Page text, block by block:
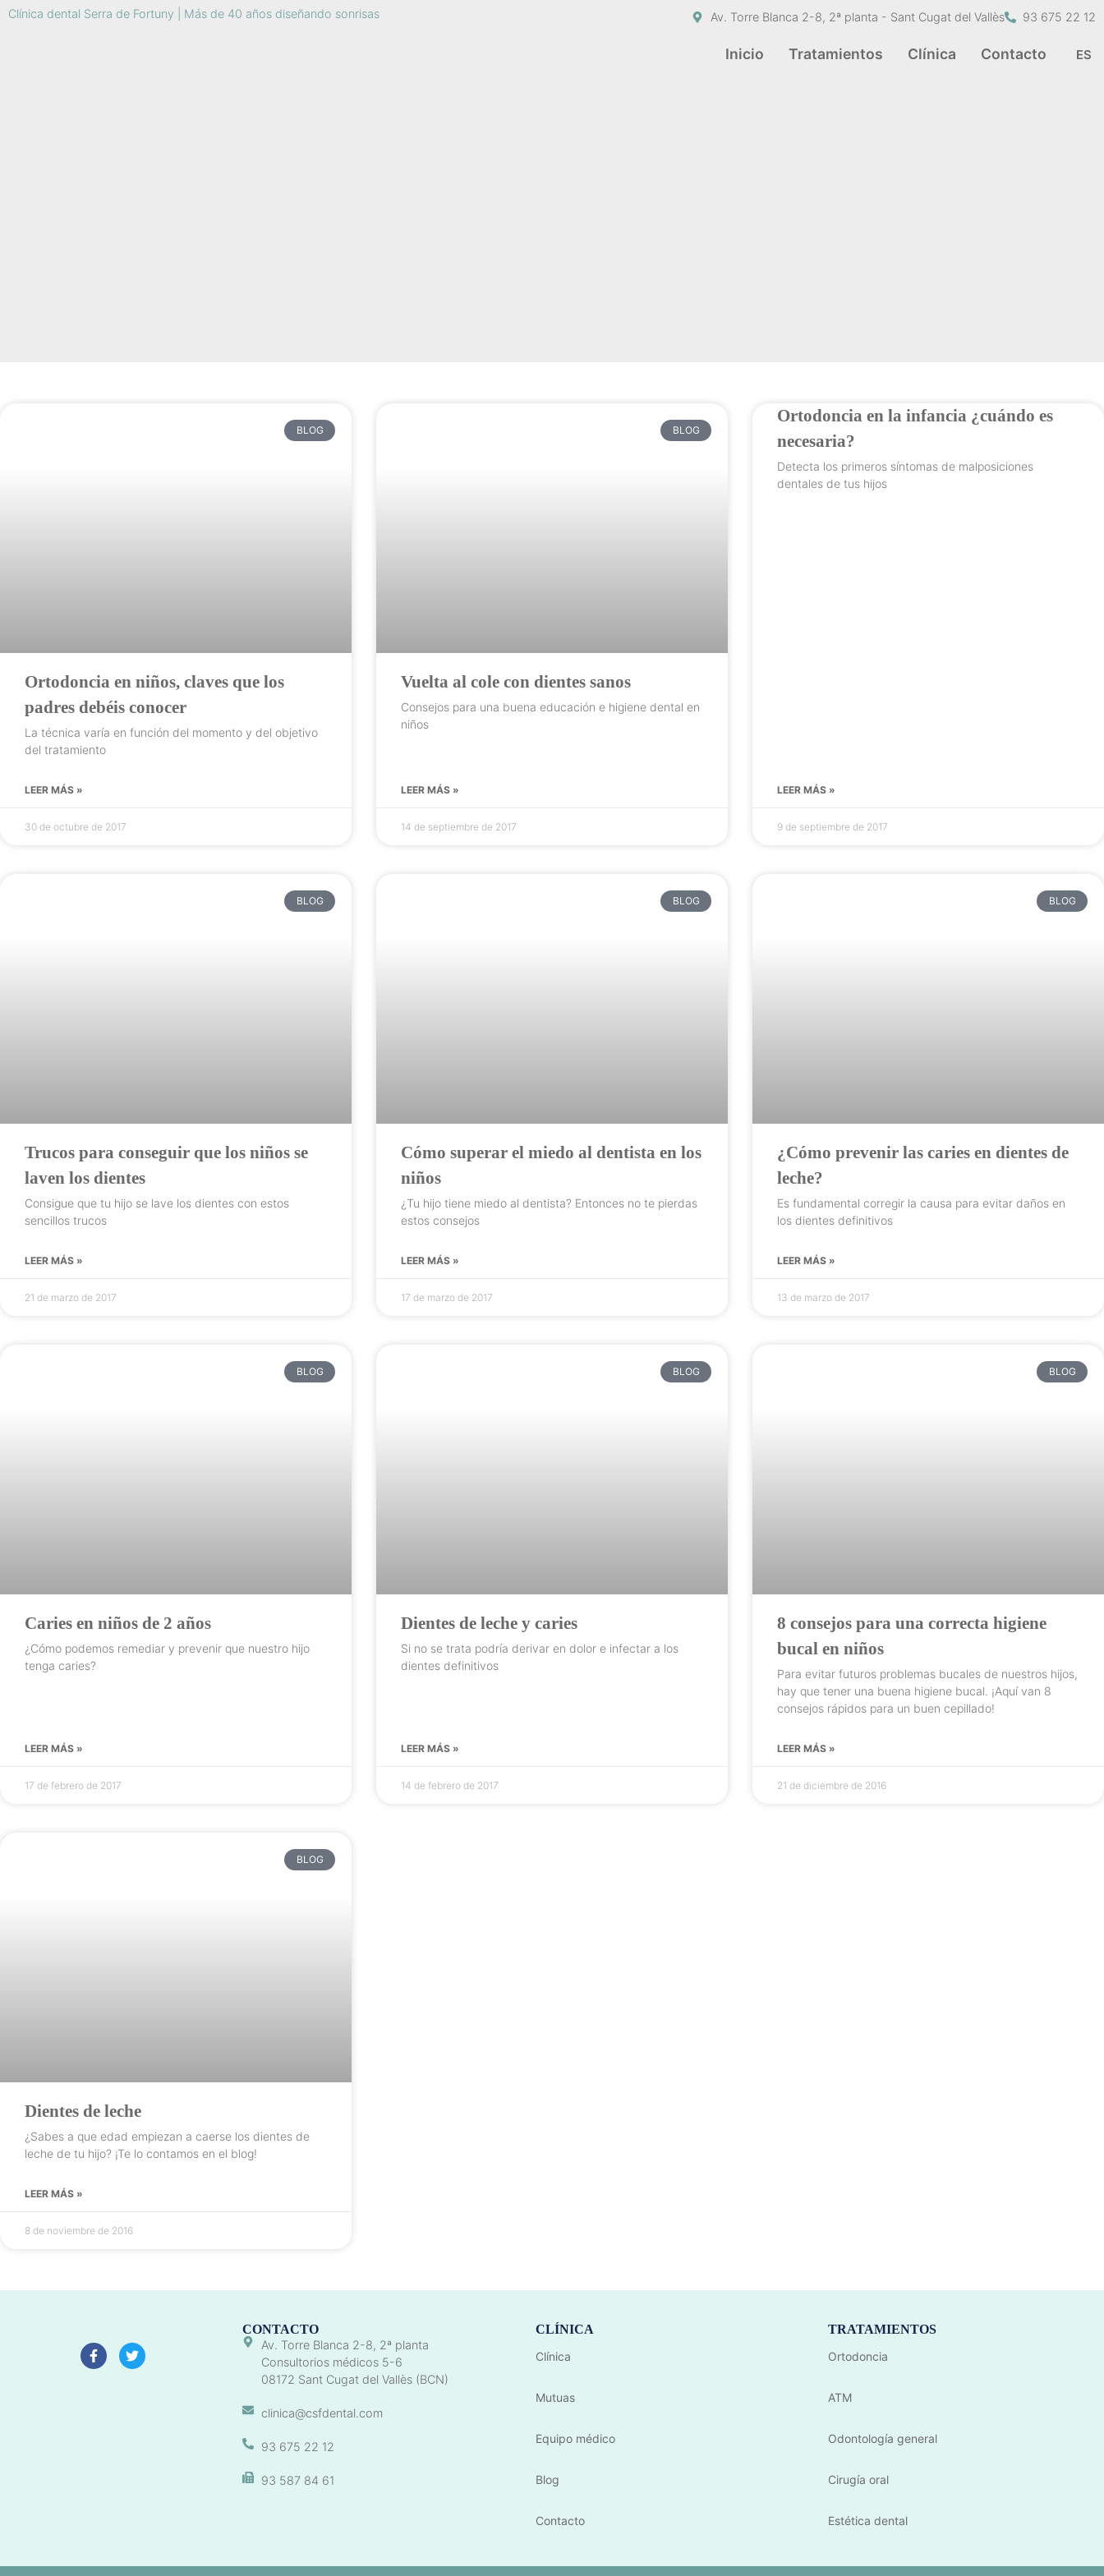
Clínica dental Serra de Fortuny | Más de 40 años diseñando sonrisas Av. Torre Blanca 2-8, 2ª planta - Sant Cugat del Vallès 93 675 22 12
Inicio Tratamientos Clínica Contacto ES
BLOG
Ortodoncia en niños, claves que los
padres debéis conocer
La técnica varía en función del momento y del objetivo
del tratamiento
LEER MÁS »
30 de octubre de 2017
BLOG
Vuelta al cole con dientes sanos
Consejos para una buena educación e higiene dental en
niños
LEER MÁS »
14 de septiembre de 2017
Ortodoncia en la infancia ¿cuándo es
necesaria?
Detecta los primeros síntomas de malposiciones
dentales de tus hijos
LEER MÁS »
9 de septiembre de 2017
BLOG
Trucos para conseguir que los niños se
laven los dientes
Consigue que tu hijo se lave los dientes con estos
sencillos trucos
LEER MÁS »
21 de marzo de 2017
BLOG
Cómo superar el miedo al dentista en los
niños
¿Tu hijo tiene miedo al dentista? Entonces no te pierdas
estos consejos
LEER MÁS »
17 de marzo de 2017
BLOG
¿Cómo prevenir las caries en dientes de
leche?
Es fundamental corregir la causa para evitar daños en
los dientes definitivos
LEER MÁS »
13 de marzo de 2017
BLOG
Caries en niños de 2 años
¿Cómo podemos remediar y prevenir que nuestro hijo
tenga caries?
LEER MÁS »
17 de febrero de 2017
BLOG
Dientes de leche y caries
Si no se trata podría derivar en dolor e infectar a los
dientes definitivos
LEER MÁS »
14 de febrero de 2017
BLOG
8 consejos para una correcta higiene
bucal en niños
Para evitar futuros problemas bucales de nuestros hijos,
hay que tener una buena higiene bucal. ¡Aquí van 8
consejos rápidos para un buen cepillado!
LEER MÁS »
21 de diciembre de 2016
BLOG
Dientes de leche
¿Sabes a que edad empiezan a caerse los dientes de
leche de tu hijo? ¡Te lo contamos en el blog!
LEER MÁS »
8 de noviembre de 2016
CONTACTO
Av. Torre Blanca 2-8, 2ª planta
Consultorios médicos 5-6
08172 Sant Cugat del Vallès (BCN)
clinica@csfdental.com
93 675 22 12
93 587 84 61
CLÍNICA
Clínica
Mutuas
Equipo médico
Blog
Contacto
TRATAMIENTOS
Ortodoncia
ATM
Odontología general
Cirugía oral
Estética dental